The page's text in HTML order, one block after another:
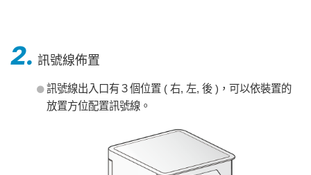
2. 訊號線佈置
訊號線出入口有３個位置 ( 右, 左, 後 )，可以依裝置的
放置方位配置訊號線。